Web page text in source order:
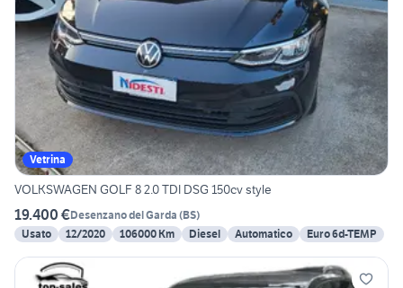
Vetrina
VOLKSWAGEN GOLF 8 2.0 TDI DSG 150cv style
19.400 €Desenzano del Garda (BS)
Usato
12/2020 106000 Km Diesel Automatico Euro 6d-TEMP